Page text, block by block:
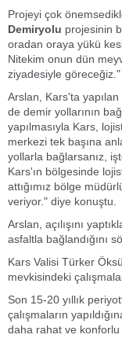
Projeyi çok
Demiryolu projesinin
oradan oraya yükü
Nitekim onun dün
ziyadesiyle göreceğiz."
Arslan, Kars'ta
de demir yollarının
yapılmasıyla Kars,
merkezi tek başına
yollarla bağlarsanız,
Kars'ın bölgesinde
attığımız bölge
veriyor." diye konuştu.
Arslan, açılışını
asfaltla bağlandığını
Kars Valisi Türker
mevkisindeki
Son 15-20 yıllık
çalışmaların
daha rahat ve